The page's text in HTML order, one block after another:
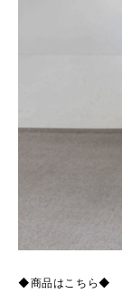
◆商品はこちら◆